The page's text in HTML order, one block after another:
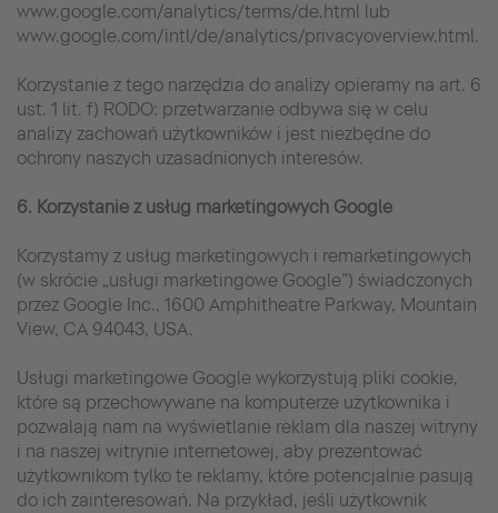
www.google.com/analytics/terms/de.html lub
www.google.com/intl/de/analytics/privacyoverview.html.
Korzystanie z tego narzędzia do analizy opieramy na art. 6
ust. 1 lit. f) RODO: przetwarzanie odbywa się w celu
analizy zachowań użytkowników i jest niezbędne do
ochrony naszych uzasadnionych interesów.
6. Korzystanie z usług marketingowych Google
Korzystamy z usług marketingowych i remarketingowych
(w skrócie „usługi marketingowe Google”) świadczonych
przez Google Inc., 1600 Amphitheatre Parkway, Mountain
View, CA 94043, USA.
Usługi marketingowe Google wykorzystują pliki cookie,
które są przechowywane na komputerze użytkownika i
pozwalają nam na wyświetlanie reklam dla naszej witryny
i na naszej witrynie internetowej, aby prezentować
użytkownikom tylko te reklamy, które potencjalnie pasują
do ich zainteresowań. Na przykład, jeśli użytkownik